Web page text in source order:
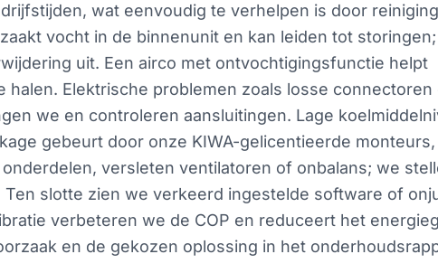
wat eenvoudig te verhelpen is door
vocht in de binnenunit en kan leiden tot
uit. Een airco met ontvochtigingsfunctie helpt
Elektrische problemen zoals losse
we en controleren aansluitingen. Lage
gebeurt door onze KIWA-gelicentieerde monteurs,
versleten ventilatoren of onbalans; we
slotte zien we verkeerd ingestelde software of
verbeteren we de COP en reduceert het
en de gekozen oplossing in het